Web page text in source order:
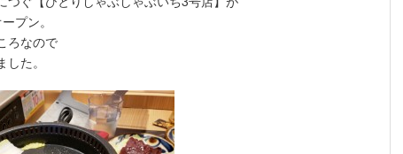
プン。
ろなので
た。